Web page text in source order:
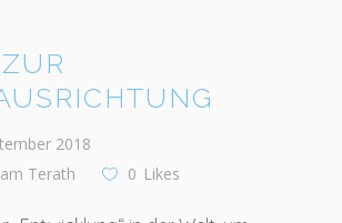
2018
Terath 0 Likes